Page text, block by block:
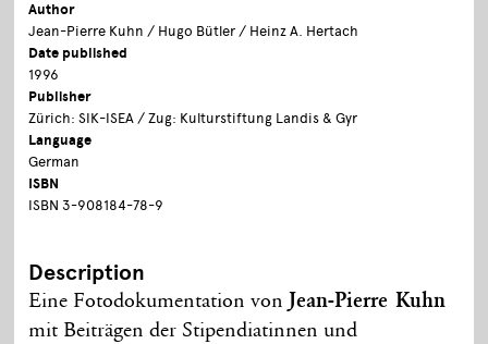
Author
Jean-Pierre Kuhn / Hugo Bütler / Heinz A. Hertach
Date published
1996
Publisher
Zürich: SIK-ISEA / Zug: Kulturstiftung Landis & Gyr
Language
German
ISBN
ISBN 3-908184-78-9
Description
Eine Fotodokumentation von Jean-Pierre Kuhn
mit Beiträgen der Stipendiatinnen und